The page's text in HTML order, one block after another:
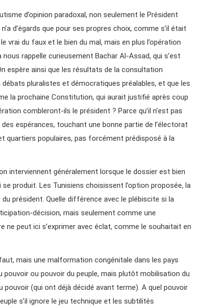
d’opinion paradoxal, non seulement le Président
d’égards que pour ses propres choix, comme s’il était
vrai du faux et le bien du mal, mais en plus l’opération
rappelle curieusement Bachar Al-Assad, qui s’est
espère ainsi que les résultats de la consultation
pluralistes et démocratiques préalables, et que les
la prochaine Constitution, qui aurait justifié après coup
combleront-ils le président ? Parce qu’il n’est pas
espérances, touchant une bonne partie de l’électorat
quartiers populaires, pas forcément prédisposé à la
interviennent généralement lorsque le dossier est bien
se produit. Les Tunisiens choisissent l’option proposée, la
président. Quelle différence avec le plébiscite si la
décision, mais seulement comme une
peut ici s’exprimer avec éclat, comme le souhaitait en
mais une malformation congénitale dans les pays
ou pouvoir du peuple, mais plutôt mobilisation du
pouvoir (qui ont déjà décidé avant terme). A quel pouvoir
s’il ignore le jeu technique et les subtilités